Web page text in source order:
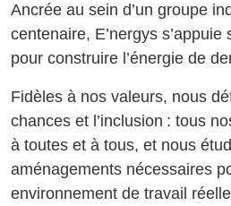
Ancrée au sein d’un groupe
centenaire, E’nergys
pour construire l’énergie de
Fidèles à nos valeurs, nous
chances et l’inclusion : tous
à toutes et à tous, et nous
aménagements nécessaires
environnement de travail